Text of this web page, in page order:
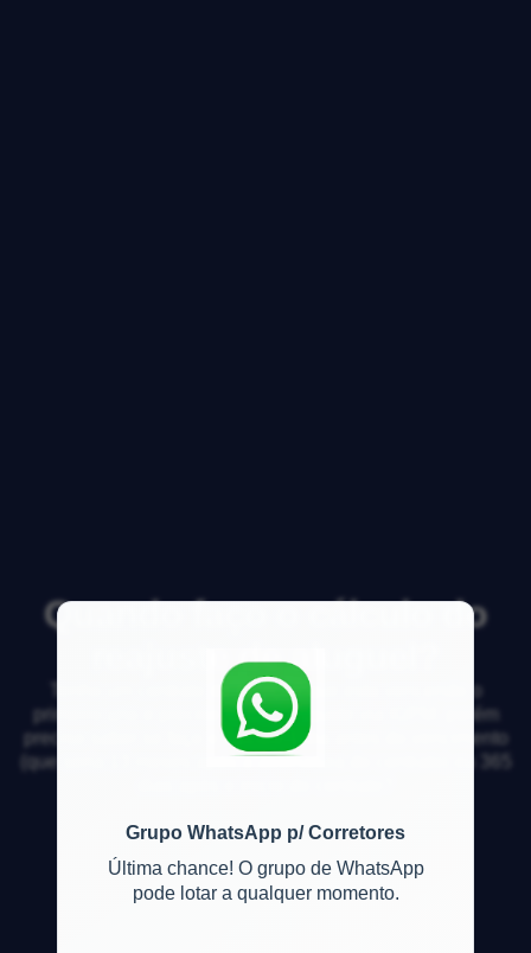
Grupo WhatsApp p/ Corretores
Última chance! O grupo de WhatsApp
pode lotar a qualquer momento.
Quando faço o cálculo do
reajuste de aluguel?
Tenho um contrato de locação que esta vencendo o
primeiro ano e preciso fazer o reajuste via IGPM, porém
preciso saber se faço o cálculo 1 dia antes do vencimento
(que seria 13 meses após a assinatura do contrato) ou 365